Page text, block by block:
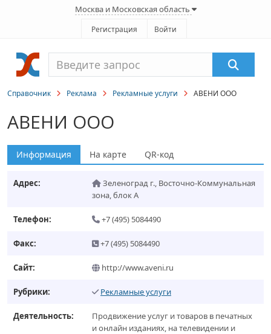
Москва и Московская область
Регистрация Войти
Справочник Реклама Рекламные услуги АВЕНИ ООО
АВЕНИ ООО
Информация На карте QR-код
Адрес: Зеленоград г., Восточно-Коммунальная
зона, блок А
Телефон: +7 (495) 5084490
Факс: +7 (495) 5084490
Сайт: http://www.aveni.ru
Рубрики: Рекламные услуги
Деятельность:
Продвижение услуг и товаров в печатных
и онлайн изданиях, на телевидении и